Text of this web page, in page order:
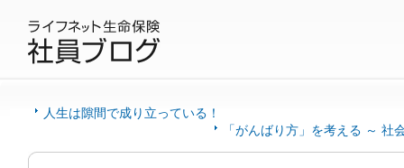
人生は隙間で成り立っている！
「がんばり方」を考える ～ 社